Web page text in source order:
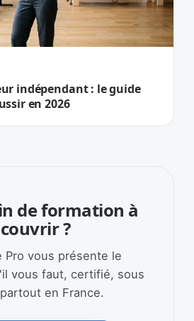
indépendant : le guide
en 2026
de formation à
couvrir ?
Pro vous présente le
vous faut, certifié, sous
en France.